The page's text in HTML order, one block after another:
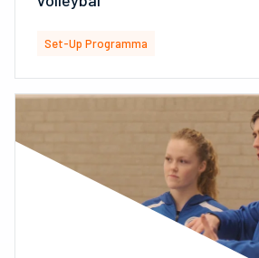
Set-Up Programma